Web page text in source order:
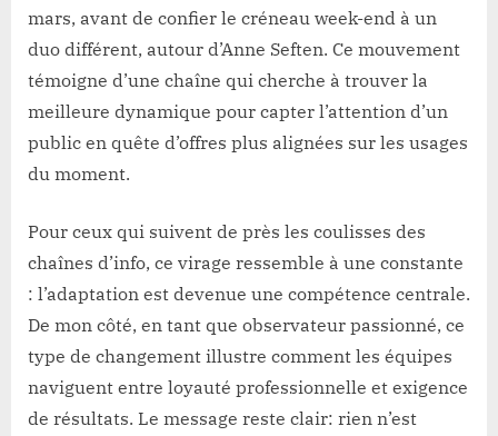
mars, avant de confier le créneau week-end à un
duo différent, autour d’Anne Seften. Ce mouvement
témoigne d’une chaîne qui cherche à trouver la
meilleure dynamique pour capter l’attention d’un
public en quête d’offres plus alignées sur les usages
du moment.
Pour ceux qui suivent de près les coulisses des
chaînes d’info, ce virage ressemble à une constante
: l’adaptation est devenue une compétence centrale.
De mon côté, en tant que observateur passionné, ce
type de changement illustre comment les équipes
naviguent entre loyauté professionnelle et exigence
de résultats. Le message reste clair: rien n’est